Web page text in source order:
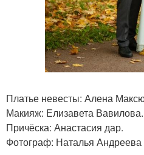
Платье невесты: Алена
Макияж: Елизавета Вавилова.
Причёска: Анастасия дар.
Фотограф: Наталья